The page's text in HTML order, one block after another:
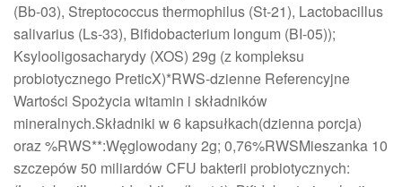
(Bb-03), Streptococcus thermophilus (St-21), Lactobacillus
salivarius (Ls-33), Bifidobacterium longum (BI-05));
Ksylooligosacharydy (XOS) 29g (z kompleksu
probiotycznego PreticX)*RWS-dzienne Referencyjne
Wartości Spożycia witamin i składników
mineralnych.Składniki w 6 kapsułkach(dzienna porcja)
oraz %RWS**:Węglowodany 2g; 0,76%RWSMieszanka 10
szczepów 50 miliardów CFU bakterii probiotycznych: